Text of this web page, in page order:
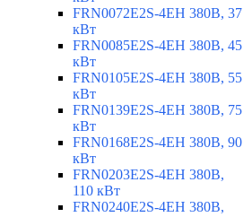
FRN0072E2S-4EH 380В, 37
кВт
FRN0085E2S-4EH 380В, 45
кВт
FRN0105E2S-4EH 380В, 55
кВт
FRN0139E2S-4EH 380В, 75
кВт
FRN0168E2S-4EH 380В, 90
кВт
FRN0203E2S-4EH 380В,
110 кВт
FRN0240E2S-4EH 380В,